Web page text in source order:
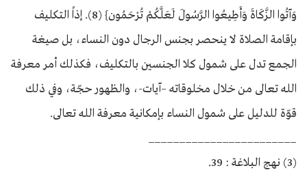
وَآتُوا الزَّكَاةَ وَأَطِيعُوا الرَّسُولَ لَعَلَّكُمْ تُرْحَمُون} (8). إذاً التكليف
بإقامة الصلاة لا ينحصر بجنس الرجال دون النساء، بل صيغة
الجمع تدل على شمول كلا الجنسين بالتكليف، فكذلك أمر معرفة
الله تعالى من خلال مخلوقاته –آيات-، والظهور حجّة، وفي ذلك
قوّة للدليل على شمول النساء بإمكانية معرفة الله تعالى.
(3) نهج البلاغة : 39.